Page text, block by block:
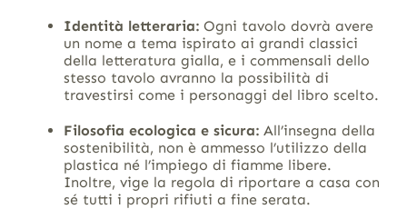
Identità letteraria:Ogni tavolo dovrà avere
un nome a tema ispirato ai grandi classici
della letteratura gialla, e i commensali dello
stesso tavolo avranno la possibilità di
travestirsi come i personaggi del libro scelto.
Filosofia ecologica e sicura:All’insegna della
sostenibilità, non è ammesso l’utilizzo della
plastica né l’impiego di fiamme libere.
Inoltre, vige la regola di riportare a casa con
sé tutti i propri rifiuti a fine serata.